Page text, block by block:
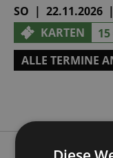
SO | 22.11.2026
KARTEN
15
ALLE TERMINE